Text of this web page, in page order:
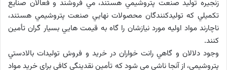
زنجيره توليد صنعت پتروشيمي هستند، مي فروشند و فعالان صنايع
تکميلي که توليدکنندگان محصولات نهايي صنعت پتروشيمي هستند،
ناچارند مواد اوليه مورد نيازشان را گاه به قيمت هايي بسيار گران تأمين
کنند.
وجود دلالان و گاهي رانت خواران در خريد و فروش توليدات بالادستي
پتروشيمي، از آنجا ناشي مي شود که تأمين نقدينگي کافي براي خريد مواد